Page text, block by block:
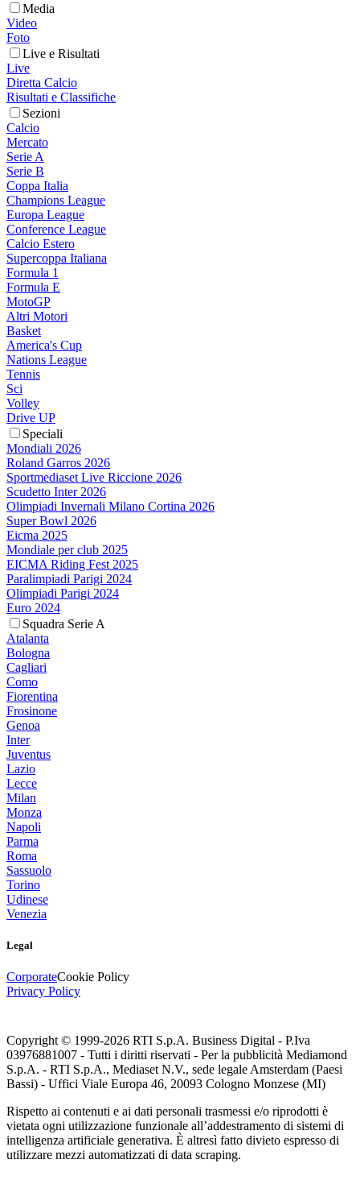
Media
Video
Foto
Live e Risultati
Live
Diretta Calcio
Risultati e Classifiche
Sezioni
Calcio
Mercato
Serie A
Serie B
Coppa Italia
Champions League
Europa League
Conference League
Calcio Estero
Supercoppa Italiana
Formula 1
Formula E
MotoGP
Altri Motori
Basket
America's Cup
Nations League
Tennis
Sci
Volley
Drive UP
Speciali
Mondiali 2026
Roland Garros 2026
Sportmediaset Live Riccione 2026
Scudetto Inter 2026
Olimpiadi Invernali Milano Cortina 2026
Super Bowl 2026
Eicma 2025
Mondiale per club 2025
EICMA Riding Fest 2025
Paralimpiadi Parigi 2024
Olimpiadi Parigi 2024
Euro 2024
Squadra Serie A
Atalanta
Bologna
Cagliari
Como
Fiorentina
Frosinone
Genoa
Inter
Juventus
Lazio
Lecce
Milan
Monza
Napoli
Parma
Roma
Sassuolo
Torino
Udinese
Venezia
Legal
CorporateCookie Policy
Privacy Policy
Copyright © 1999-2026 RTI S.p.A. Business Digital - P.Iva
03976881007 - Tutti i diritti riservati - Per la pubblicità Mediamond
S.p.A. - RTI S.p.A., Mediaset N.V., sede legale Amsterdam (Paesi
Bassi) - Uffici Viale Europa 46, 20093 Cologno Monzese (MI)
Rispetto ai contenuti e ai dati personali trasmessi e/o riprodotti è
vietata ogni utilizzazione funzionale all’addestramento di sistemi di
intelligenza artificiale generativa. È altresì fatto divieto espresso di
utilizzare mezzi automatizzati di data scraping.